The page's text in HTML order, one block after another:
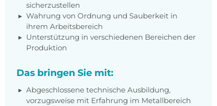
sicherzustellen
Wahrung von Ordnung und Sauberkeit in
ihrem Arbeitsbereich
Unterstützung in verschiedenen Bereichen der
Produktion
Das bringen Sie mit:
Abgeschlossene technische Ausbildung,
vorzugsweise mit Erfahrung im Metallbereich